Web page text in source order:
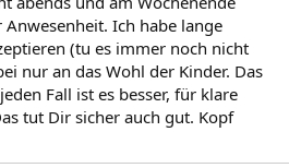
Ich habe lange
(tu es immer noch nicht
nur an das Wohl der Kinder. Das
Fall ist es besser, für klare
tut Dir sicher auch gut. Kopf